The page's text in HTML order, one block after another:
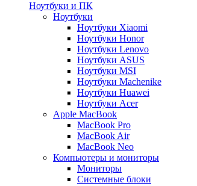
Ноутбуки и ПК
Ноутбуки
Ноутбуки Xiaomi
Ноутбуки Honor
Ноутбуки Lenovo
Ноутбуки ASUS
Ноутбуки MSI
Ноутбуки Machenike
Ноутбуки Huawei
Ноутбуки Acer
Apple MacBook
MacBook Pro
MacBook Air
MacBook Neo
Компьютеры и мониторы
Мониторы
Системные блоки